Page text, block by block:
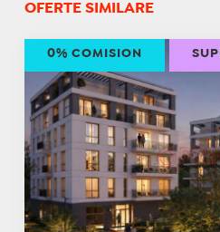
OFERTE SIMILARE
0% COMISION